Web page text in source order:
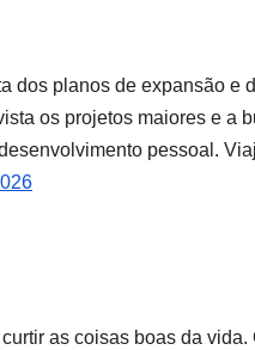
dos planos de expansão e
os projetos maiores e a
pessoal.
as coisas boas da